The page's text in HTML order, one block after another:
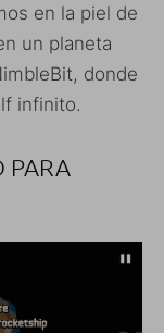
en la piel de
un planeta
donde
infinito.
PARA